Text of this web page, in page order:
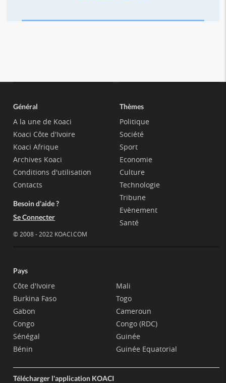
Général
A la une de Koaci
Koaci Côte d'Ivoire
Koaci Afrique
Archives Koaci
Conditions d'utilisation
Contacts
Besoin d'aide ?
Se Connecter
© 2008 - 2022 KOACI.COM
Thèmes
Politique
Société
Sport
Economie
Culture
Technologie
Tribune
Evènement
Santé
Pays
Côte d'Ivoire
Burkina Faso
Gabon
Congo
Sénégal
Bénin
Mali
Togo
Cameroun
Congo (RDC)
Guinée
Guinée Equatorial
Télécharger l'application KOACI